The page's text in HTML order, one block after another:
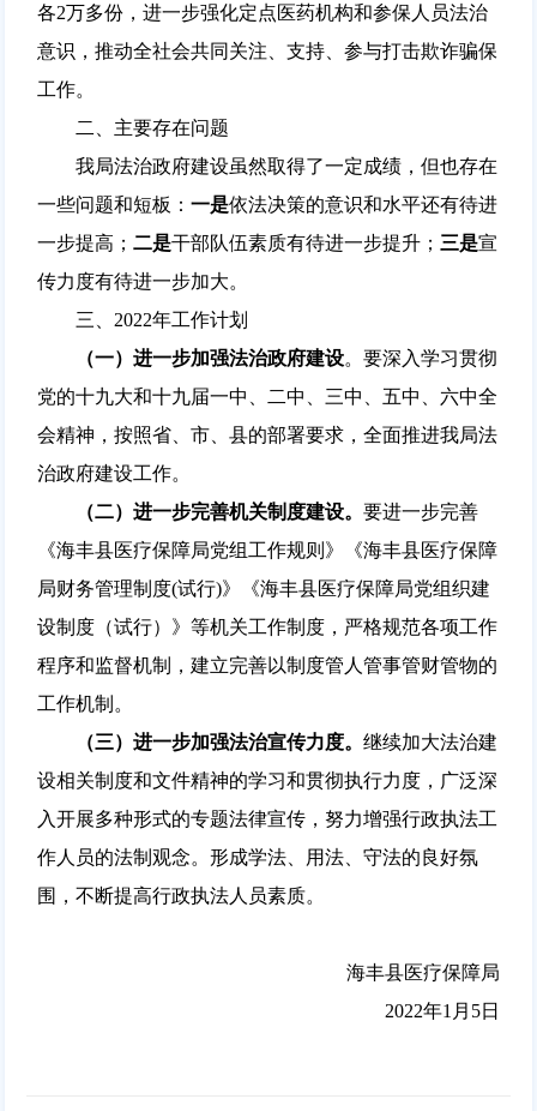
各2万多份，进一步强化定点医药机构和参保人员法治
意识，推动全社会共同关注、支持、参与打击欺诈骗保
工作。
二、主要存在问题
我局法治政府建设虽然取得了一定成绩，但也存在
一些问题和短板： 一是依法决策的意识和水平还有待进
一步提高； 二是干部队伍素质有待进一步提升； 三是宣
传力度有待进一步加大。
三、2022年工作计划
（一）进一步加强法治政府建设。要深入学习贯彻
党的十九大和十九届一中、二中、三中、五中、六中全
会精神，按照省、市、县的部署要求，全面推进我局法
治政府建设工作。
（二）进一步完善机关制度建设。 要进一步完善
《海丰县医疗保障局党组工作规则》《海丰县医疗保障
局财务管理制度(试行)》《海丰县医疗保障局党组织建
设制度（试行）》等机关工作制度，严格规范各项工作
程序和监督机制，建立完善以制度管人管事管财管物的
工作机制。
（三）进一步加强法治宣传力度。 继续加大法治建
设相关制度和文件精神的学习和贯彻执行力度，广泛深
入开展多种形式的专题法律宣传，努力增强行政执法工
作人员的法制观念。形成学法、用法、守法的良好氛
围，不断提高行政执法人员素质。
海丰县医疗保障局
2022年1月5日